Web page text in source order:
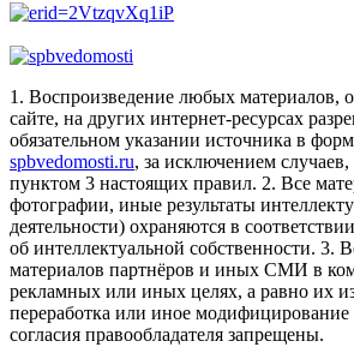
1. Воспроизведение любых материалов,
сайте, на других интернет-ресурсах
обязательном указании источника в
spbvedomosti.ru, за исключением
пунктом 3 настоящих правил. 2. Все
фотографии, иные результаты
деятельности) охраняются в
об интеллектуальной собственности. 3.
материалов партнёров и иных СМИ в
рекламных или иных целях, а равно их
переработка или иное модифицирование
согласия правообладателя запрещены.